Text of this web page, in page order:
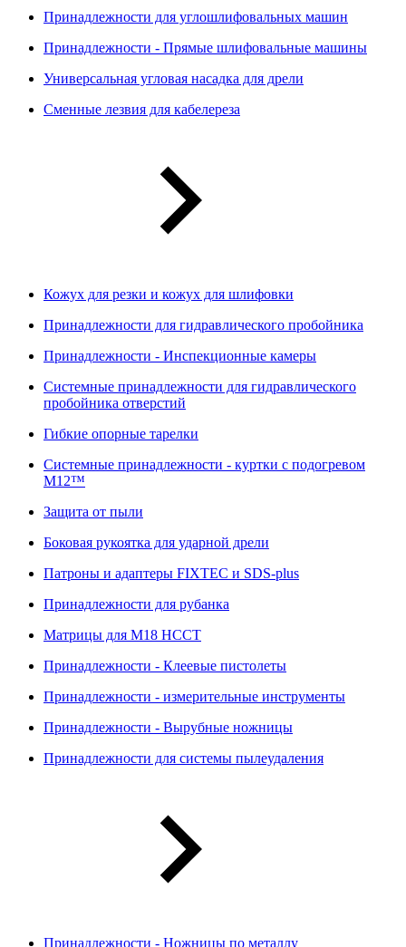
Принадлежности для углошлифовальных машин
Принадлежности - Прямые шлифовальные машины
Универсальная угловая насадка для дрели
Сменные лезвия для кабелереза
Кожух для резки и кожух для шлифовки
Принадлежности для гидравлического пробойника
Принадлежности - Инспекционные камеры
Системные принадлежности для гидравлического
пробойника отверстий
Гибкие опорные тарелки
Системные принадлежности - куртки с подогревом
M12™
Защита от пыли
Боковая рукоятка для ударной дрели
Патроны и адаптеры FIXTEC и SDS-plus
Принадлежности для рубанка
Матрицы для M18 HCCT
Принадлежности - Клеевые пистолеты
Принадлежности - измерительные инструменты
Принадлежности - Вырубные ножницы
Принадлежности для системы пылеудаления
Принадлежности - Ножницы по металлу